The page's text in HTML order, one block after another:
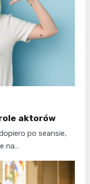
aktorów
po seansie,
na…